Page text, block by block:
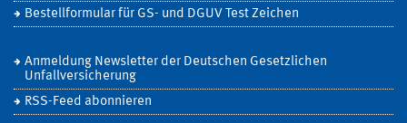
Bestellformular für GS- und DGUV Test Zeichen
Anmeldung Newsletter der Deutschen Gesetzlichen
Unfallversicherung
RSS-Feed abonnieren